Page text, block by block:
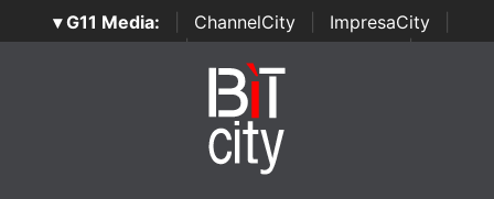
▾ G11 Media: ChannelCity ImpresaCity
SecurityOpenLab | Italian Channel Awards | Italian
Italian Security Awards